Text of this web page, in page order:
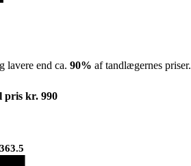
lavere end ca. 90% af tandlægernes priser.
pris kr. 990